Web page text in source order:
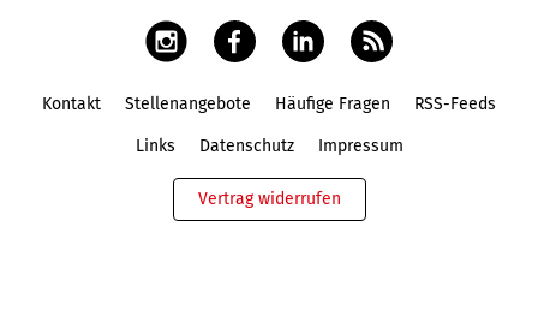
Kontakt Stellenangebote Häufige Fragen RSS-Feeds
Links Datenschutz Impressum
Vertrag widerrufen